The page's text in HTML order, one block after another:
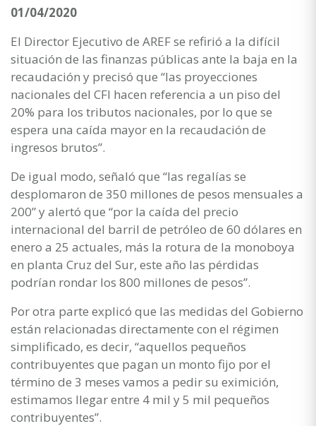
01/04/2020
El Director Ejecutivo de AREF se refirió a la difícil
situación de las finanzas públicas ante la baja en la
recaudación y precisó que “las proyecciones
nacionales del CFI hacen referencia a un piso del
20% para los tributos nacionales, por lo que se
espera una caída mayor en la recaudación de
ingresos brutos”.
De igual modo, señaló que “las regalías se
desplomaron de 350 millones de pesos mensuales a
200” y alertó que “por la caída del precio
internacional del barril de petróleo de 60 dólares en
enero a 25 actuales, más la rotura de la monoboya
en planta Cruz del Sur, este año las pérdidas
podrían rondar los 800 millones de pesos”.
Por otra parte explicó que las medidas del Gobierno
están relacionadas directamente con el régimen
simplificado, es decir, “aquellos pequeños
contribuyentes que pagan un monto fijo por el
término de 3 meses vamos a pedir su eximición,
estimamos llegar entre 4 mil y 5 mil pequeños
contribuyentes”.